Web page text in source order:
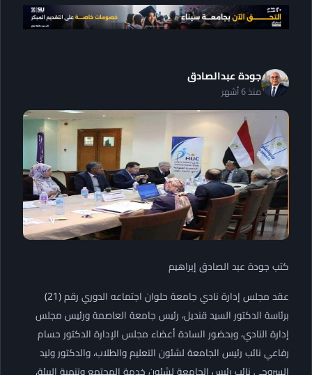
جودة عبدالصادق
منذ 6 أشهر
كتب جودة عبد الصادق إبراهيم
​عقد مجلس إدارة نادي جامعة حلوان اجتماعه الدوري رقم (21)
برئاسة الدكتور السيد قنديل، رئيس جامعة العاصمة ورئيس مجلس
إدارة النادي، وبحضور السادة أعضاء مجلس الإدارة الدكتور حسام
رفاعي نائب رئيس الجامعة لشئون التعليم والطلاب، والدكتور وليد
السروجي نائب رئيس الجامعة لشئون خدمة المجتمع وتنمية البيئة،